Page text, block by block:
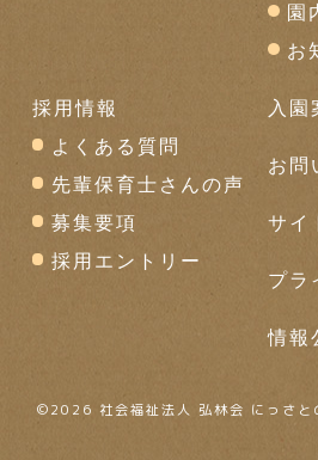
園
お
採用情報
よくある質問
先輩保育士さんの声
募集要項
採用エントリー
入園
お問
サイ
プラ
情報
©2026 社会福祉法人 弘林会 にっさと